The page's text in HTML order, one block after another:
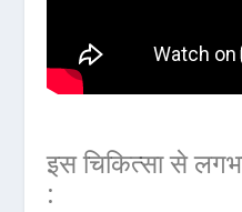
इस चिकित्सा से
: